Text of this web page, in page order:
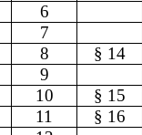
6
7
8 § 14
9
10 § 15
11 § 16